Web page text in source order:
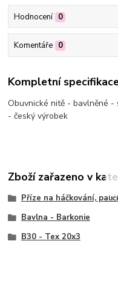
Hodnocení 0
Komentáře 0
Kompletní
Obuvnické nitě - bavlněné
- český výrobek
Zboží zařazeno v
Příze na háčkování,
Bavlna - Barkonie
B30 - Tex 20x3